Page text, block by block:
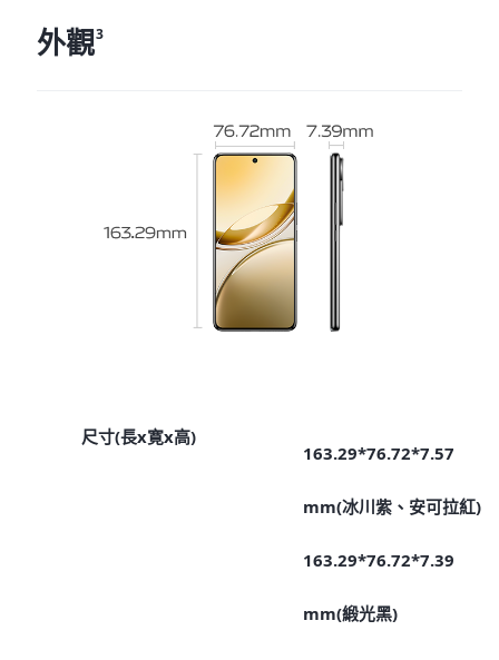
外觀3
尺寸(長x寛x高)
163.29*76.72*7.57
mm(冰川紫、安可拉紅)
163.29*76.72*7.39
mm(緞光黑)